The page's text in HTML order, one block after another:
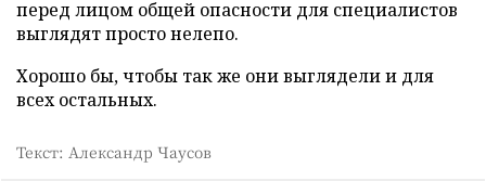
перед лицом общей опасности для специалистов
выглядят просто нелепо.
Хорошо бы, чтобы так же они выглядели и для
всех остальных.
Текст: Александр Чаусов